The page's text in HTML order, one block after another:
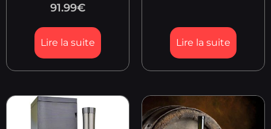
91.99€
Lire la suite Lire la suite